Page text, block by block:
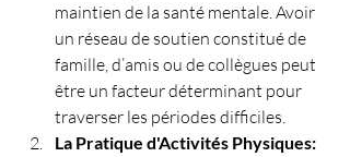
maintien de la santé mentale. Avoir
un réseau de soutien constitué de
famille, d’amis ou de collègues peut
être un facteur déterminant pour
traverser les périodes difficiles.
La Pratique d'Activités Physiques: